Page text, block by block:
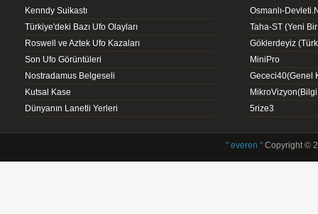
Kenndy Suikastı
Türkiye'deki Bazı Ufo Olayları
Roswell ve Aztek Ufo Kazaları
Son Ufo Görüntüleri
Nostradamus Belgeseli
Kutsal Kase
Dünyanın Lanetli Yerleri
Osmanlı-
Taha-ST (Yeni
Göklerdeyiz
MiniPro
Gececi40(Genel
5rize3
" everen "Copyright ©